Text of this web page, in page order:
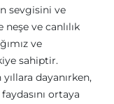
sevgisini ve
ve canlılık
ve
sahiptir.
dayanırken,
ortaya